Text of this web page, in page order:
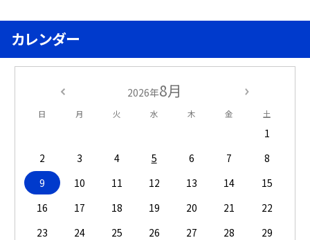
カレンダー
2026年8月
日 月 火 水 木 金 土
1
2
3 4 5 6 7
8
9
10 11 12 13 14
15
16
17 18 19 20 21
22
23
24 25 26 27 28
29